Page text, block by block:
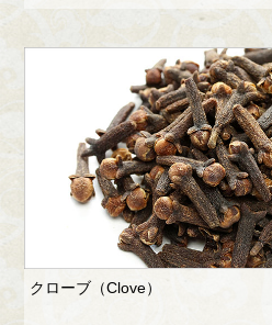
クローブ（Clove）